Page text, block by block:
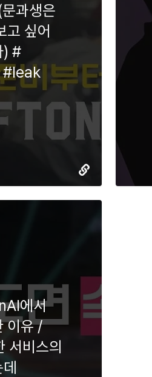
과생은
고 싶어
) #
#leak
에서
이유 /
서비스의